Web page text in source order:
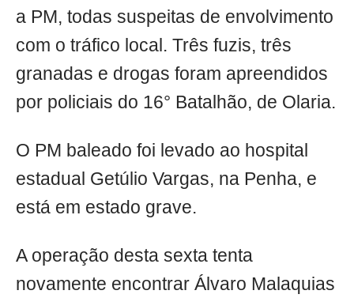
a PM, todas suspeitas de envolvimento
com o tráfico local. Três fuzis, três
granadas e drogas foram apreendidos
por policiais do 16° Batalhão, de Olaria.
O PM baleado foi levado ao hospital
estadual Getúlio Vargas, na Penha, e
está em estado grave.
A operação desta sexta tenta
novamente encontrar Álvaro Malaquias